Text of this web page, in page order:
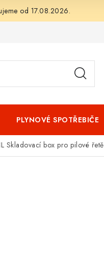
od 17.08.2026.
PLYNOVÉ SPOTŘEBIČE
Skladovací box pro pilové